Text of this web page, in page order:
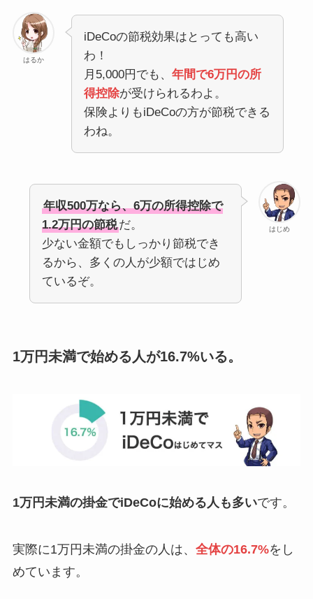
はるか
iDeCoの節税効果はとっても高い
わ！
月5,000円でも、 年間で6万円の所
得控除が受けられるわよ。
保険よりもiDeCoの方が節税できる
わね。
はじめ
年収500万なら、6万の所得控除で
1.2万円の節税だ。
少ない金額でもしっかり節税でき
るから、多くの人が少額ではじめ
ているぞ。
1万円未満で始める人が16.7%いる。
1万円未満の掛金でiDeCoに始める人も多いです。
実際に1万円未満の掛金の人は、 全体の16.7%をし
めています。